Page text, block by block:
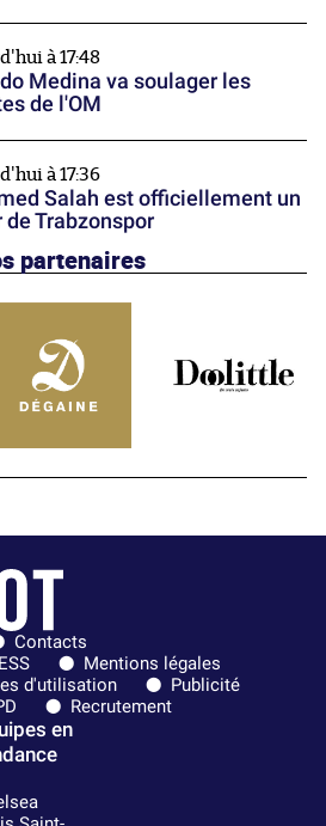
à 17:48
Medina va soulager les
de l'OM
à 17:36
Salah est officiellement un
de Trabzonspor
partenaires
Contacts
Mentions légales
d'utilisation
Publicité
Recrutement
en